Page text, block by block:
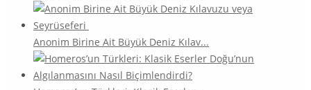
Anonim Birine Ait Büyük Deniz Kılav...